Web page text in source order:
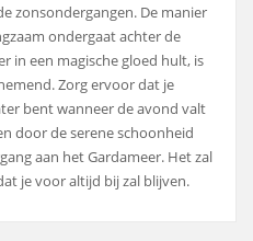
zonsondergangen. De manier
ondergaat achter de
in een magische gloed hult, is
Zorg ervoor dat je
bent wanneer de avond valt
door de serene schoonheid
aan het Gardameer. Het zal
je voor altijd bij zal blijven.